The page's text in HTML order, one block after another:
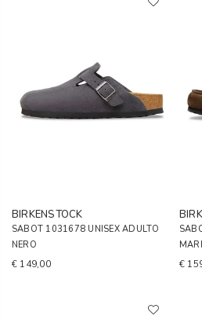
BIRKENSTOCK
SABOT 1031678 UNISEX ADULTO
NERO
€ 149,00 €